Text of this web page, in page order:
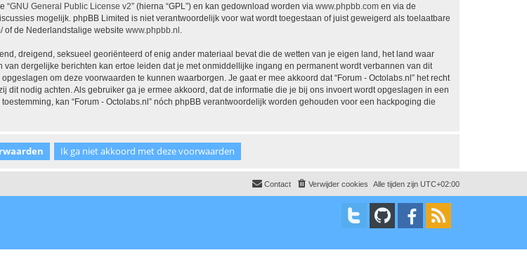
“GNU General Public License v2” (hierna “GPL”) en kan gedownload worden via www.phpbb.com en via de
mogelijk. phpBB Limited is niet verantwoordelijk voor wat wordt toegestaan of juist geweigerd als toelaatbare
of de Nederlandstalige website www.phpbb.nl
dreigend, seksueel georiënteerd of enig ander materiaal bevat die de wetten van je eigen land, het land waar
dergelijke berichten kan ertoe leiden dat je met onmiddellijke ingang en permanent wordt verbannen van dit
om deze voorwaarden te kunnen waarborgen. Je gaat er mee akkoord dat “Forum - Octolabs.nl” het recht
nodig achten. Als gebruiker ga je ermee akkoord, dat de informatie die je bij ons invoert wordt opgeslagen in een
kan “Forum - Octolabs.nl” nóch phpBB verantwoordelijk worden gehouden voor een hackpoging die
Alle tijden zijn UTC+02:00
Verwijder cookies
Contact